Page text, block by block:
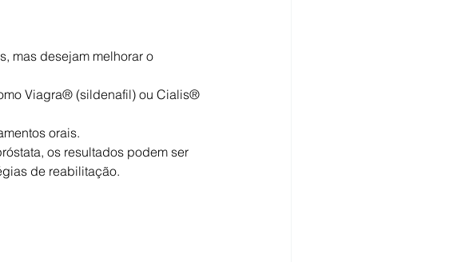
mas desejam melhorar o
Viagra® (sildenafil) ou Cialis®
orais.
os resultados podem ser
de reabilitação.